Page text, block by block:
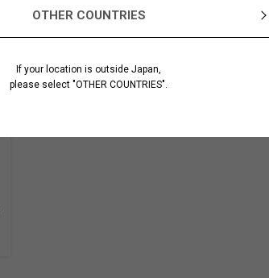
OTHER COUNTRIES
If your location is outside Japan,
please select "OTHER COUNTRIES".